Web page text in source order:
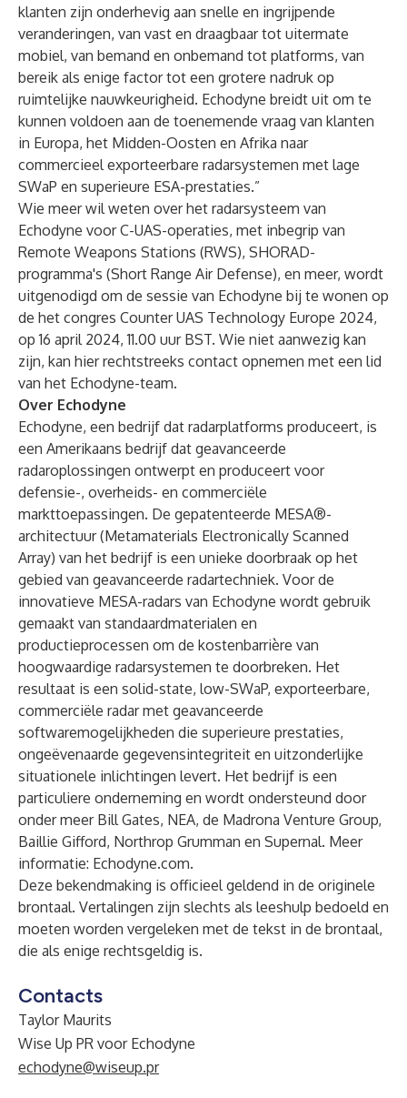
klanten zijn onderhevig aan snelle en ingrijpende
veranderingen, van vast en draagbaar tot uitermate
mobiel, van bemand en onbemand tot platforms, van
bereik als enige factor tot een grotere nadruk op
ruimtelijke nauwkeurigheid. Echodyne breidt uit om te
kunnen voldoen aan de toenemende vraag van klanten
in Europa, het Midden-Oosten en Afrika naar
commercieel exporteerbare radarsystemen met lage
SWaP en superieure ESA-prestaties.”
Wie meer wil weten over het radarsysteem van
Echodyne voor C-UAS-operaties, met inbegrip van
Remote Weapons Stations (RWS), SHORAD-
programma's (Short Range Air Defense), en meer, wordt
uitgenodigd om de sessie van Echodyne bij te wonen op
de het congres Counter UAS Technology Europe 2024,
op 16 april 2024, 11.00 uur BST. Wie niet aanwezig kan
zijn, kan hierrechtstreeks contact opnemen met een lid
van het Echodyne-team.
Over Echodyne
Echodyne, een bedrijf dat radarplatforms produceert, is
een Amerikaans bedrijf dat geavanceerde
radaroplossingen ontwerpt en produceert voor
defensie-, overheids- en commerciële
markttoepassingen. De gepatenteerde MESA®-
architectuur (Metamaterials Electronically Scanned
Array) van het bedrijf is een unieke doorbraak op het
gebied van geavanceerde radartechniek. Voor de
innovatieve MESA-radars van Echodyne wordt gebruik
gemaakt van standaardmaterialen en
productieprocessen om de kostenbarrière van
hoogwaardige radarsystemen te doorbreken. Het
resultaat is een solid-state, low-SWaP, exporteerbare,
commerciële radar met geavanceerde
softwaremogelijkheden die superieure prestaties,
ongeëvenaarde gegevensintegriteit en uitzonderlijke
situationele inlichtingen levert. Het bedrijf is een
particuliere onderneming en wordt ondersteund door
onder meer Bill Gates, NEA, de Madrona Venture Group,
Baillie Gifford, Northrop Grumman en Supernal. Meer
informatie: Echodyne.com.
Deze bekendmaking is officieel geldend in de originele
brontaal. Vertalingen zijn slechts als leeshulp bedoeld en
moeten worden vergeleken met de tekst in de brontaal,
die als enige rechtsgeldig is.
Contacts
Taylor Maurits
Wise Up PR voor Echodyne
echodyne@wiseup.pr